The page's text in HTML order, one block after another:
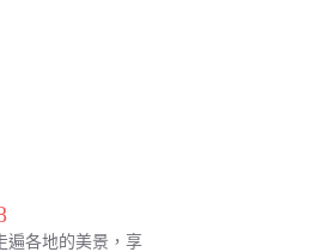
遍各地的美景，享